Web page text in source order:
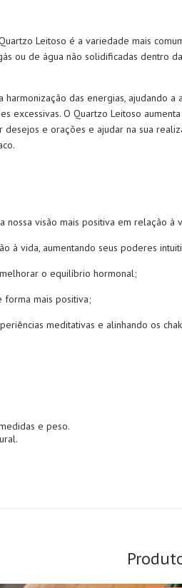
Leitoso é a variedade mais
ou de água não solidificadas dentro
harmonização das energias,
excessivas. O Quartzo Leitoso
e orações e ajudar na sua
nossa visão mais positiva em relação à
à vida, aumentando seus poderes
o equilíbrio hormonal;
forma mais positiva;
meditativas e alinhando os
e peso.